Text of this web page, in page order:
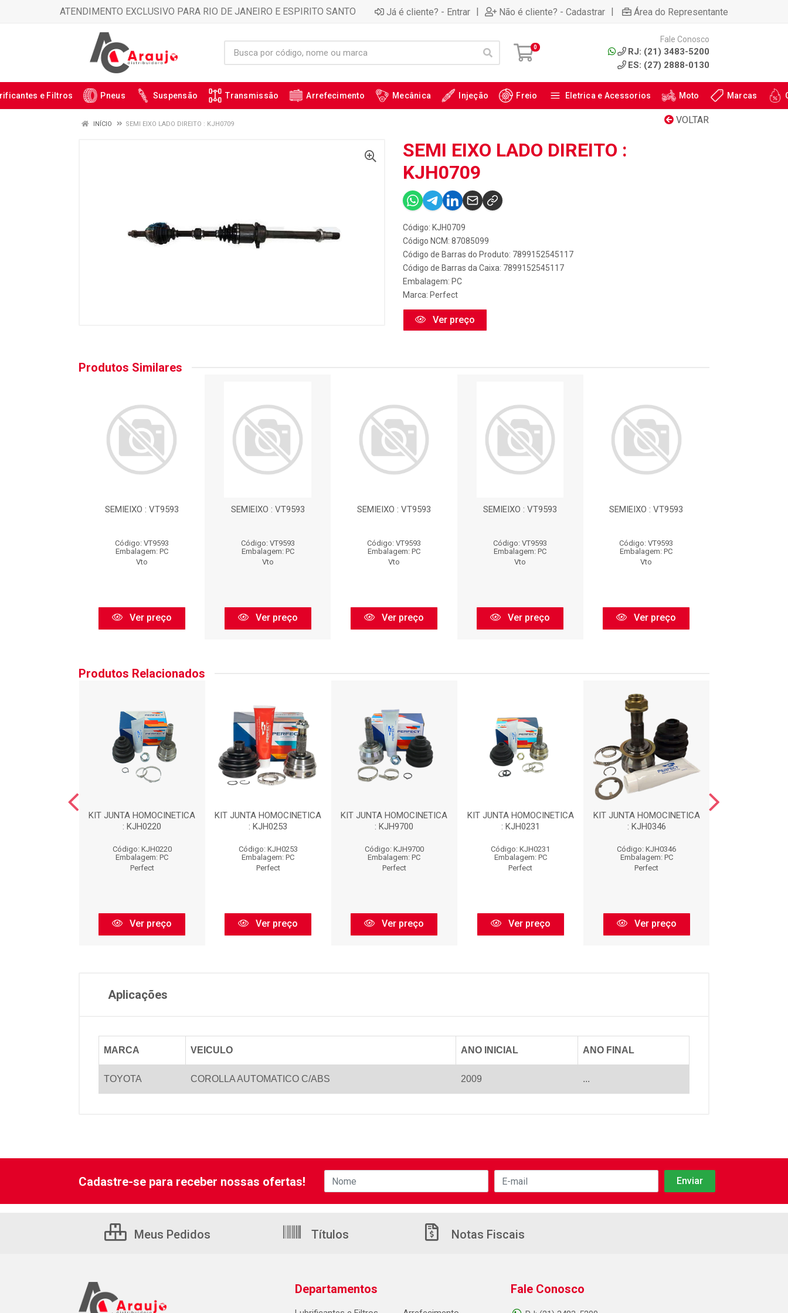
ATENDIMENTO EXCLUSIVO PARA RIO DE JANEIRO E ESPIRITO SANTO Já é cliente? - Entrar | Não é cliente? - Cadastrar | Área do Representante
0
Fale Conosco
RJ: (21) 3483-5200
ES: (27) 2888-0130
e Filtros Pneus Suspensão Transmissão Arrefecimento Mecânica Injeção Freio Eletrica e Acessorios Moto Marcas
VOLTAR
INÍCIO SEMI EIXO LADO DIREITO : KJH0709
SEMI EIXO LADO DIREITO :
KJH0709
Código: KJH0709
Código NCM: 87085099
Código de Barras do Produto: 7899152545117
Código de Barras da Caixa: 7899152545117
Embalagem: PC
Marca: Perfect
Ver preço
Produtos Similares
SEMIEIXO : VT9593
Código: VT9593
Embalagem: PC
Vto
Ver preço
SEMIEIXO : VT9593
Código: VT9593
Embalagem: PC
Vto
Ver preço
SEMIEIXO : VT9593
Código: VT9593
Embalagem: PC
Vto
Ver preço
SEMIEIXO : VT9593
Código: VT9593
Embalagem: PC
Vto
Ver preço
SEMIEIXO : VT9593
Código: VT9593
Embalagem: PC
Vto
Ver preço
Produtos Relacionados
KIT JUNTA HOMOCINETICA
: KJH0220
Código: KJH0220
Embalagem: PC
Perfect
Ver preço
KIT JUNTA HOMOCINETICA
: KJH0253
Código: KJH0253
Embalagem: PC
Perfect
Ver preço
KIT JUNTA HOMOCINETICA
: KJH9700
Código: KJH9700
Embalagem: PC
Perfect
Ver preço
KIT JUNTA HOMOCINETICA
: KJH0231
Código: KJH0231
Embalagem: PC
Perfect
Ver preço
KIT JUNTA HOMOCINETICA
: KJH0346
Código: KJH0346
Embalagem: PC
Perfect
Ver preço
Aplicações
MARCA VEICULO ANO INICIAL ANO FINAL
TOYOTA COROLLA AUTOMATICO C/ABS 2009 ...
Cadastre-se para receber nossas ofertas!
Meus Pedidos Títulos Notas Fiscais
Departamentos Fale Conosco